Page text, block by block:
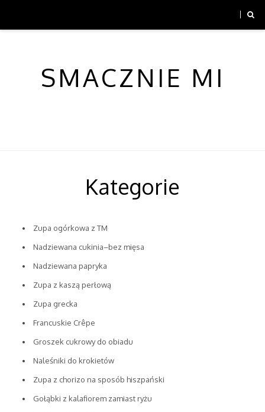
SMACZNIE MI
Kategorie
Zupa ogórkowa z TM
Nadziewana cukinia–bez mięsa
Nadziewana papryka
Zupa z kaszą perłową
Zupa grecka
Francuskie Crêpe
Groszek cukrowy do obiadu
Naleśniki do krokietów
Zupa z chorizo na sposób hiszpański
Gołąbki z kalafiorem zamiast ryżu